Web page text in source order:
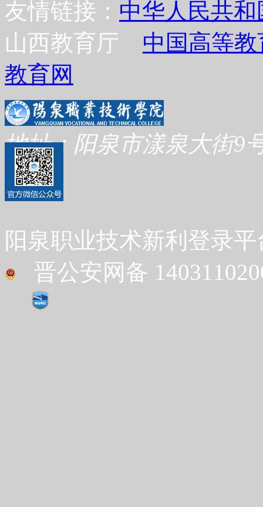
友情链接： 中华人民共
山西教育厅 中国高等
教育网
地址：阳泉市漾泉大街
阳泉职业技术新利登录
晋公安网备